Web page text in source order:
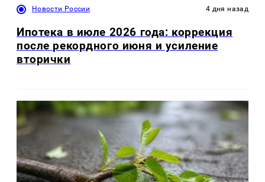
Новости России 4 дня назад
Ипотека в июле 2026 года: коррекция
после рекордного июня и усиление
вторички